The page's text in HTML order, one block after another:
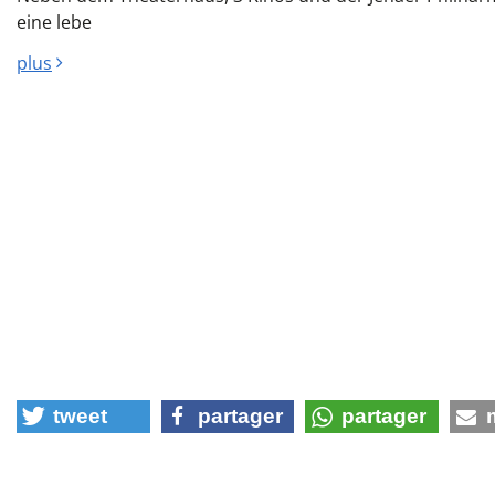
eine lebe
plus
tweet partager partager